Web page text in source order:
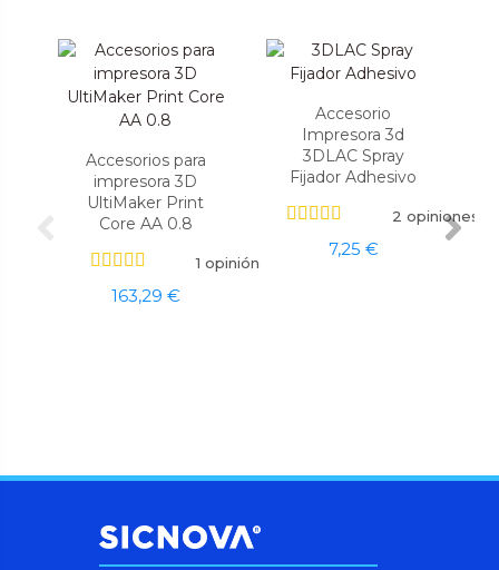
Accesorios para
impresora 3D
UltiMaker Print
Core AA 0.8
1 opinión
163,29 €
Accesorio
Impresora 3d
3DLAC Spray
Fijador Adhesivo
2 opiniones
7,25 €